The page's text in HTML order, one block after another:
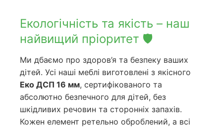
Екологічність та якість – наш
найвищий пріоритет 🛡️
Ми дбаємо про здоров’я та безпеку ваших
дітей. Усі наші меблі виготовлені з якісного
Еко ДСП 16 мм, сертифікованого та
абсолютно безпечного для дітей, без
шкідливих речовин та сторонніх запахів.
Кожен елемент ретельно оброблений, а всі